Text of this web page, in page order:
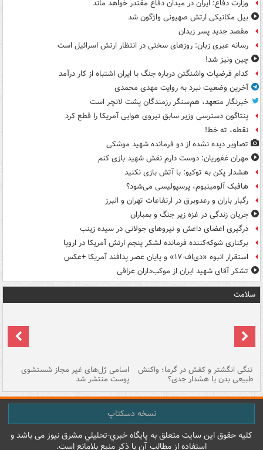
وزارت دفاع: ایران در میدان دفاع مقتدر خواهد ماند
بیل مکانیکی ارتش صهیونی واژگون شد
مقصد جدید پسر زیدان
رسانه عبری زبان: روزهای سختی در انتظار ارتش اسرائیل است
چین ونیز شد!
کدام فرضیات واشنگتن درباره جنگ با ایران اشتباه از کار درآمد
آخرین وضعیت نبرد به روایت مهدی محمدی
خبرنگار متعهد، هم‌سنگر رزمندگان پشت لانچر است
پنتاگون دسترسی وزیر سابق نیروی هوایی آمریکا را قطع کرد
نقطه، ته خط!
تصاویر دیده‌ نشده از دو فرمانده شهید موشکی
مهران غفوریان: دوست دارم نقش شهید بازی کنم
هشدار پکن به توکیو: با آتش بازی نکنید
هافبک آلومینیوم، پرسپولیسی می‌شود؟
رگبار باران و رعدوبرق در ارتفاعات تهران و البرز
جریان زندگی در غزه زیر جنگ و بمباران
درگیری اعضای داعش و نیروهای جولانی در سیده زینب
برکناری شوکه‌کننده فرمانده لشکر پنجم ارتش آمریکا در اروپا
استقرار انبوه «دی‌اف‑۱۷» و پایان عصر پدافند آمریکا +عکس
تشکر آقای شهید ایران از موکب‌داران عراقی
سلامت
تنگی انگشتر و کفش در گرما؛ واکنش
طبیعی بدن یا هشدار جدی؟
اسامی ژل‌های غیر مجاز شستشوی
پوست منتشر شد
نسخه دسکتاپ
کليه حقوق اين سايت متعلق به پایگاه خبري-تحليلي مشرق نيوز می باشد و
استفاده از مطالب آن با ذکر منبع بلامانع است.